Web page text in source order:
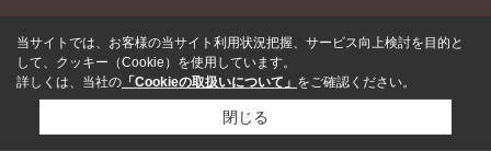
当サイトでは、お客様の当サイト利用状況把握、サービス向上検討を目的と
して、クッキー（Cookie）を使用しています。
詳しくは、当社の 「Cookieの取扱いについて」 をご確認ください。
閉じる